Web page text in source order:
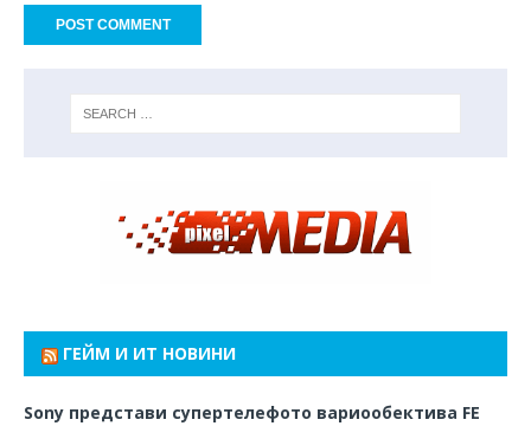
ГЕЙМ И ИТ НОВИНИ
Sony представи супертелефото вариообектива FE